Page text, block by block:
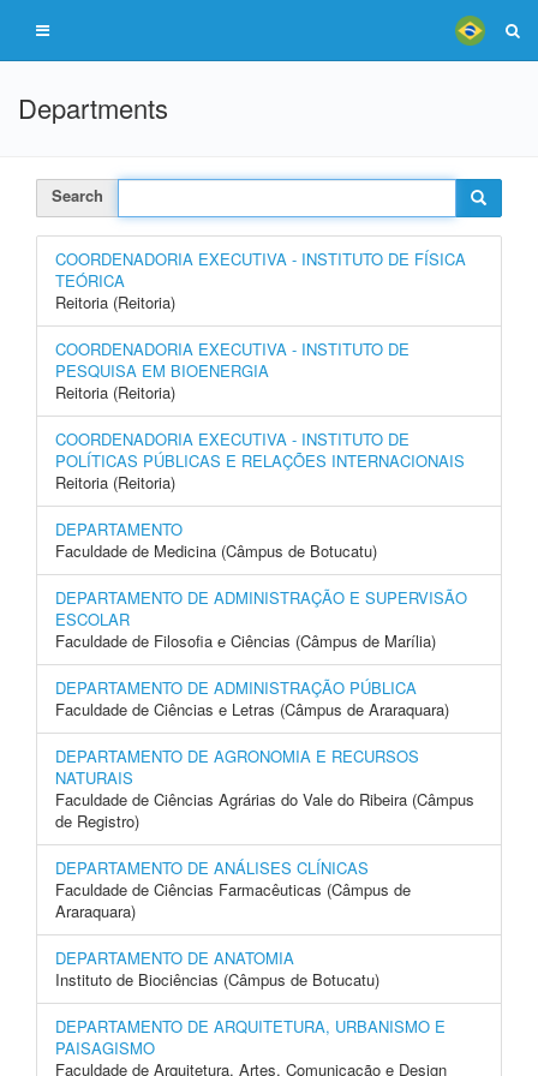
Departments
Search
COORDENADORIA EXECUTIVA - INSTITUTO DE FÍSICA
TEÓRICA
Reitoria (Reitoria)
COORDENADORIA EXECUTIVA - INSTITUTO DE
PESQUISA EM BIOENERGIA
Reitoria (Reitoria)
COORDENADORIA EXECUTIVA - INSTITUTO DE
POLÍTICAS PÚBLICAS E RELAÇÕES INTERNACIONAIS
Reitoria (Reitoria)
DEPARTAMENTO
Faculdade de Medicina (Câmpus de Botucatu)
DEPARTAMENTO DE ADMINISTRAÇÃO E SUPERVISÃO
ESCOLAR
Faculdade de Filosofia e Ciências (Câmpus de Marília)
DEPARTAMENTO DE ADMINISTRAÇÃO PÚBLICA
Faculdade de Ciências e Letras (Câmpus de Araraquara)
DEPARTAMENTO DE AGRONOMIA E RECURSOS
NATURAIS
Faculdade de Ciências Agrárias do Vale do Ribeira (Câmpus
de Registro)
DEPARTAMENTO DE ANÁLISES CLÍNICAS
Faculdade de Ciências Farmacêuticas (Câmpus de
Araraquara)
DEPARTAMENTO DE ANATOMIA
Instituto de Biociências (Câmpus de Botucatu)
DEPARTAMENTO DE ARQUITETURA, URBANISMO E
PAISAGISMO
Faculdade de Arquitetura, Artes, Comunicação e Design